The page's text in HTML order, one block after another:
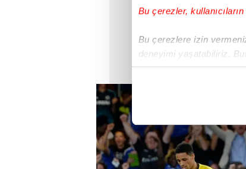
Bu çerezler,
Bu çerezlere izin
deneyimi yaşatabiliriz.
içerikleri sunabilmek
Her halükârda,
Sizlere daha iyi bir
çerezler vasıtasıyla